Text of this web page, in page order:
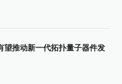
望推动新一代拓扑量子器件发